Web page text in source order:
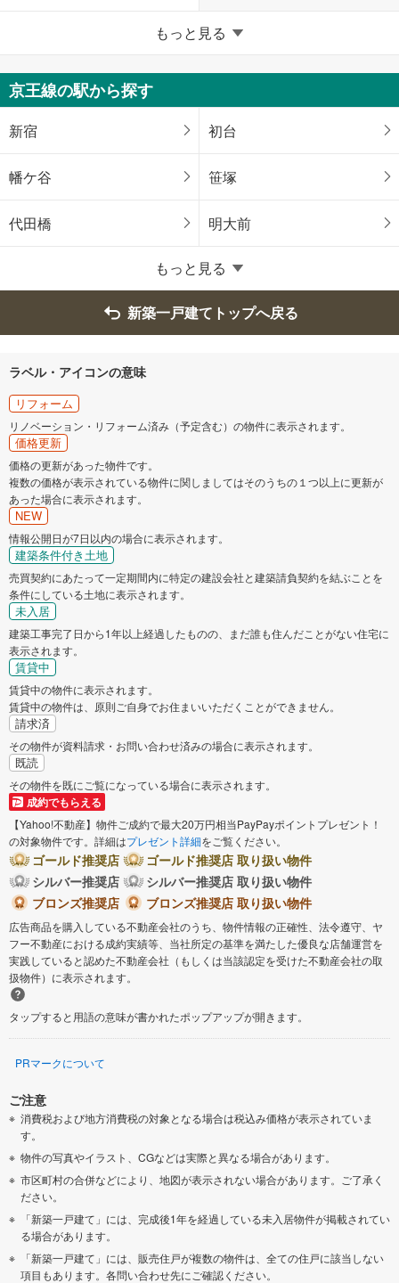
八王子市 立川市
武蔵野市 三鷹市
青梅市 府中市
昭島市 調布市
小金井市
日野市
国立市
狛江市
清瀬市 東久留米市
武蔵村山市 多摩市
稲城市 羽村市
あきる野市 西東京市
西多摩郡瑞穂町
もっと見る
京王線の駅から探す
新宿 初台
幡ケ谷 笹塚
代田橋 明大前
もっと見る
新築一戸建てトップへ戻る
ラベル・アイコンの意味
リフォーム
リノベーション・リフォーム済み（予定含む）の物件に表示されます。
価格更新
価格の更新があった物件です。
複数の価格が表示されている物件に関しましてはそのうちの１つ以上に更新が
あった場合に表示されます。
NEW
情報公開日が7日以内の場合に表示されます。
建築条件付き土地
売買契約にあたって一定期間内に特定の建設会社と建築請負契約を結ぶことを
条件にしている土地に表示されます。
未入居
建築工事完了日から1年以上経過したものの、まだ誰も住んだことがない住宅に
表示されます。
賃貸中
賃貸中の物件に表示されます。
賃貸中の物件は、原則ご自身でお住まいいただくことができません。
請求済
その物件が資料請求・お問い合わせ済みの場合に表示されます。
既読
その物件を既にご覧になっている場合に表示されます。
成約でもらえる
【Yahoo!不動産】物件ご成約で最大20万円相当PayPayポイントプレゼント！
の対象物件です。詳細はプレゼント詳細をご覧ください。
ゴールド推奨店
ゴールド推奨店 取り扱い物件
シルバー推奨店
シルバー推奨店 取り扱い物件
ブロンズ推奨店
ブロンズ推奨店 取り扱い物件
広告商品を購入している不動産会社のうち、物件情報の正確性、法令遵守、ヤ
フー不動産における成約実績等、当社所定の基準を満たした優良な店舗運営を
実践していると認めた不動産会社（もしくは当該認定を受けた不動産会社の取
扱物件）に表示されます。
タップすると用語の意味が書かれたポップアップが開きます。
PRマークについて
ご注意
消費税および地方消費税の対象となる場合は税込み価格が表示されていま
す。
物件の写真やイラスト、CGなどは実際と異なる場合があります。
市区町村の合併などにより、地図が表示されない場合があります。ご了承く
ださい。
「新築一戸建て」には、完成後1年を経過している未入居物件が掲載されてい
る場合があります。
「新築一戸建て」には、販売住戸が複数の物件は、全ての住戸に該当しない
項目もあります。各問い合わせ先にご確認ください。